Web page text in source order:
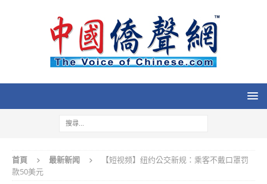
首頁 最新新闻
【短视频】纽约公交新规：乘客不戴口罩罚
款50美元